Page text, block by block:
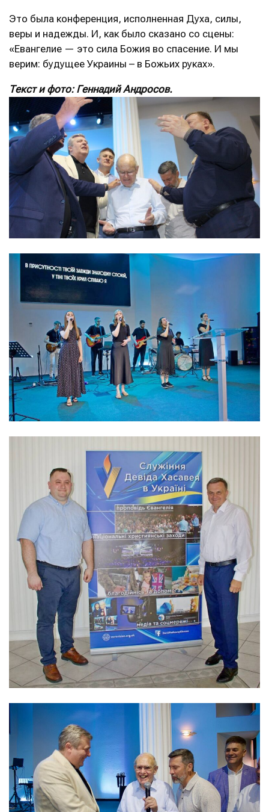
Это была конференция, исполненная Духа, силы,
веры и надежды. И, как было сказано со сцены:
«Евангелие — это сила Божия во спасение. И мы
верим: будущее Украины – в Божьих руках».
Текст и фото: Геннадий Андросов.